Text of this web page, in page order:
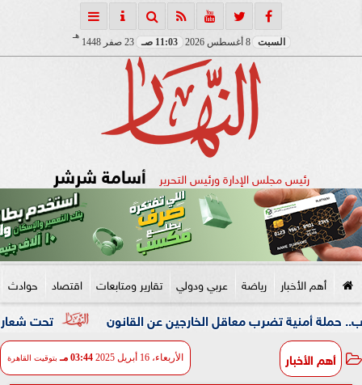
السبت 8 أغسطس 2026 11:03 صـ 23 صفر 1448
هـ
رئيس مجلس الإدارة ورئيس التحرير أسامة شرشر
أهم الأخبار رياضة عربي ودولي تقارير ومتابعات اقتصاد حوادث
تحت شعار «خدمة بيوت تضرب معاقل الخارجين عن القانون
أهم الأخبار الأربعاء، 16 أبريل 2025 03:44 مـ بتوقيت القاهرة